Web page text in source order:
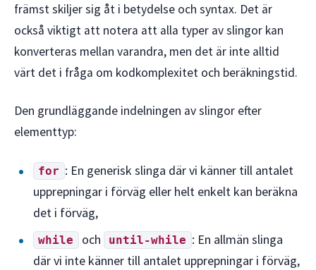
främst skiljer sig åt i betydelse och syntax. Det är
också viktigt att notera att alla typer av slingor kan
konverteras mellan varandra, men det är inte alltid
värt det i fråga om kodkomplexitet och beräkningstid.
Den grundläggande indelningen av slingor efter
elementtyp:
for : En generisk slinga där vi känner till antalet
upprepningar i förväg eller helt enkelt kan beräkna
det i förväg,
while och until-while : En allmän slinga
där vi inte känner till antalet upprepningar i förväg,